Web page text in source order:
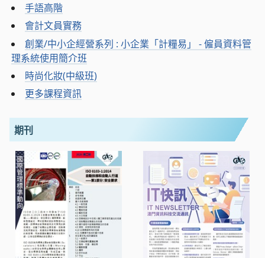
手語高階
會計文員實務
創業/中小企經營系列 : 小企業「計糧易」 - 僱員資料管
理系統使用簡介班
時尚化妝(中級班)
更多課程資訊
期刊